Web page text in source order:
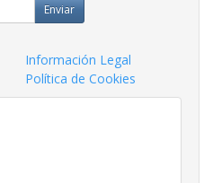
Enviar
Información Legal
Política de Cookies